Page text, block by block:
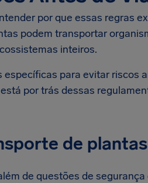
por que essas regras
podem transportar
inteiros.
para evitar riscos
por trás dessas
de plantas
de questões de segurança